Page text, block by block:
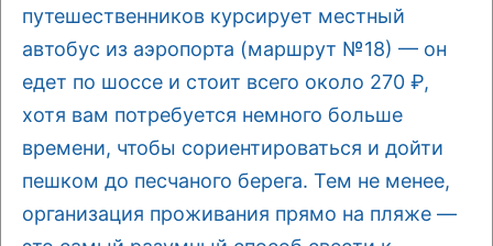
путешественников курсирует местный
автобус из аэропорта (маршрут №18) — он
едет по шоссе и стоит всего около 270 ₽,
хотя вам потребуется немного больше
времени, чтобы сориентироваться и дойти
пешком до песчаного берега. Тем не менее,
организация проживания прямо на пляже —